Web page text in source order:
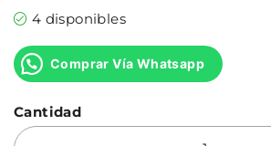
4 disponibles
Comprar Vía Whatsapp
Cantidad